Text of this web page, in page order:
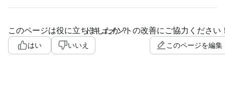
このページは役に立ちましたか？
はい いいえ
ドキュメントの改善にご協力ください
このページを編集